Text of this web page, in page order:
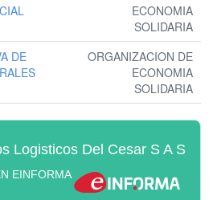
ECONOMIA
SOLIDARIA
DE
ORGANIZACION DE
ECONOMIA
SOLIDARIA
Logisticos Del Cesar S A S
EINFORMA